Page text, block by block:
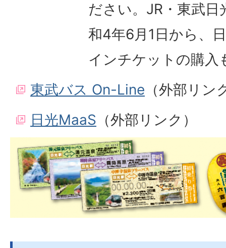
ださい。JR・東武日
和4年6月1日から、
インチケットの購入
東武バス On-Line （外部リン
日光MaaS （外部リンク）